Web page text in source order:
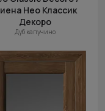
Нео Классик
Декоро
Дуб капучино